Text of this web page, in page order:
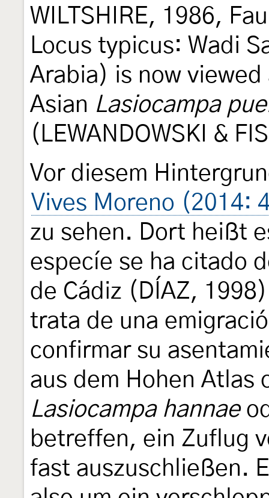
WILTSHIRE, 1986,
Locus typicus: Wadi
Arabia) is now
Asian Lasiocampa
(LEWANDOWSKI &
Vor diesem
Vives Moreno (2014:
zu sehen. Dort heißt
especíe se ha citado
de Cádiz (DÍAZ,
trata de una
confirmar su
aus dem Hohen Atlas
Lasiocampa hannae
betreffen, ein Zuflug
fast auszuschließen.